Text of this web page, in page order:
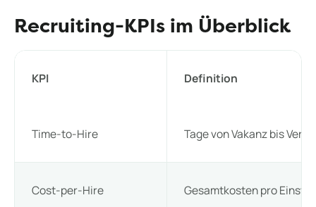
Recruiting-KPIs im Überblick
KPI Definition
Time-to-Hire Tage von Vakanz bis
Cost-per-Hire Gesamtkosten pro